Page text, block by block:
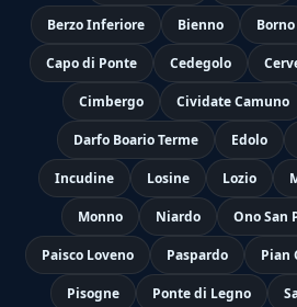
Berzo Inferiore Bienno Borno
Capo di Ponte Cedegolo
Cimbergo Cividate Camuno
Darfo Boario Terme Edolo
Incudine Losine Lozio
Monno Niardo Ono San
Paisco Loveno Paspardo Pian
Pisogne Ponte di Legno